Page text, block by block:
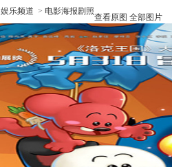
娱乐频道 > 电影海报剧照
查看原图 全部图片